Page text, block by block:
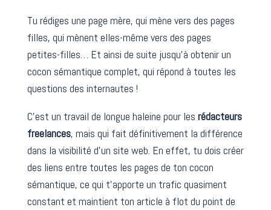
Tu rédiges une page mère, qui mène vers des pages
filles, qui mènent elles-même vers des pages
petites-filles… Et ainsi de suite jusqu’à obtenir un
cocon sémantique complet, qui répond à toutes les
questions des internautes !
C’est un travail de longue haleine pour les rédacteurs
freelances, mais qui fait définitivement la différence
dans la visibilité d’un site web. En effet, tu dois créer
des liens entre toutes les pages de ton cocon
sémantique, ce qui t’apporte un trafic quasiment
constant et maintient ton article à flot du point de